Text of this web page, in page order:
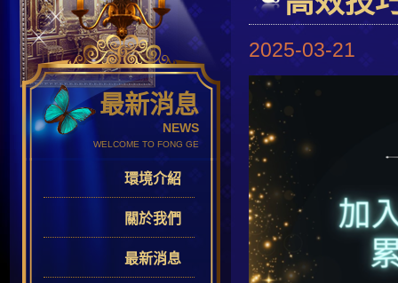
最新消息
NEWS
WELCOME TO FONG GE
環境介紹
關於我們
最新消息
2025-03-21